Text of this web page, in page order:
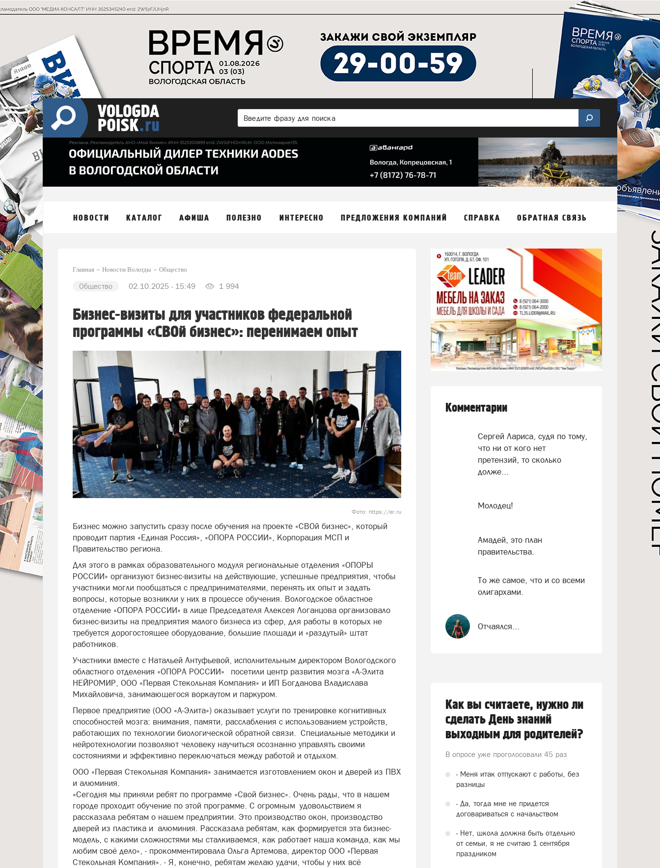
НОВОСТИ КАТАЛОГ АФИША ПОЛЕЗНО ИНТЕРЕСНО ПРЕДЛОЖЕНИЯ КОМПАНИЙ СПРАВКА ОБРАТНАЯ СВЯЗЬ
Главная Новости Вологды Общество
Общество 02.10.2025 - 15:49 1 994
Бизнес-визиты для участников федеральной
программы «СВОй бизнес»: перенимаем опыт
Фото: https://er.ru
Бизнес можно запустить сразу после обучения на проекте «СВОй бизнес», который
проводит партия «Единая Россия», «ОПОРА РОССИИ», Корпорация МСП и
Правительство региона.
Для этого в рамках образовательного модуля региональные отделения «ОПОРЫ
РОССИИ» организуют бизнес-визиты на действующие, успешные предприятия, чтобы
участники могли пообщаться с предпринимателями, перенять их опыт и задать
вопросы, которые возникли у них в процессе обучения. Вологодское областное
отделение «ОПОРА РОССИИ» в лице Председателя Алексея Логанцова организовало
бизнес-визиты на предприятия малого бизнеса из сфер, для работы в которых не
требуется дорогостоящее оборудование, большие площади и «раздутый» штат
работников.
Участники вместе с Натальей Антуфьевой, исполнительным директором Вологодского
областного отделения «ОПОРА РОССИИ» посетили центр развития мозга «А-Элита
НЕЙРОМИР, ООО «Первая Стекольная Компания» и ИП Богданова Владислава
Михайловича, занимающегося воркаутом и паркуром.
Первое предприятие (ООО «А-Элита») оказывает услуги по тренировке когнитивных
способностей мозга: внимания, памяти, расслабления с использованием устройств,
работающих по технологии биологической обратной связи. Специальные методики и
нейротехнологии позволяют человеку научиться осознанно управлять своими
состояниями и эффективно переключаться между работой и отдыхом.
ООО «Первая Стекольная Компания» занимается изготовлением окон и дверей из ПВХ
и алюминия.
«Сегодня мы приняли ребят по программе «Свой бизнес». Очень рады, что в нашем
городе проходит обучение по этой программе. С огромным удовольствием я
рассказала ребятам о нашем предприятии. Это производство окон, производство
дверей из пластика и алюминия. Рассказала ребятам, как формируется эта бизнес-
модель, с какими сложностями мы сталкиваемся, как работает наша команда, как мы
любим своё дело», - прокомментировала Ольга Артемова, директор ООО «Первая
Стекольная Компания». - Я, конечно, ребятам желаю удачи, чтобы у них всё
Комментарии
Сергей Лариса, судя по тому,
что ни от кого нет
претензий, то сколько
долже...
Молодец!
Амадей, это план
правительства.
То же самое, что и со всеми
олигархами.
Отчаялся...
Как вы считаете, нужно ли
сделать День знаний
выходным для родителей?
В опросе уже проголосовали 45 раз
- Меня итак отпускают с работы, без
разницы
- Да, тогда мне не придется
договариваться с начальством
- Нет, школа должна быть отдельно
от семьи, я не считаю 1 сентября
праздником